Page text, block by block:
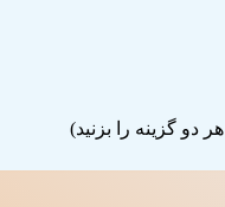
گزینه را بزنید)